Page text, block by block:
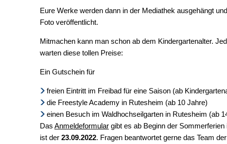
Eure Werke werden dann in der Mediathek ausgehängt
Foto veröffentlicht.
Mitmachen kann man schon ab dem Kindergartenalter.
warten diese tollen Preise:
Ein Gutschein für
freien Eintritt im Freibad für eine Saison (ab
die Freestyle Academy in Rutesheim (ab 10 Jahre)
einen Besuch im Waldhochseilgarten in Rutesheim (ab
Das Anmeldeformular gibt es ab Beginn der
ist der 23.09.2022. Fragen beantwortet gerne das Team